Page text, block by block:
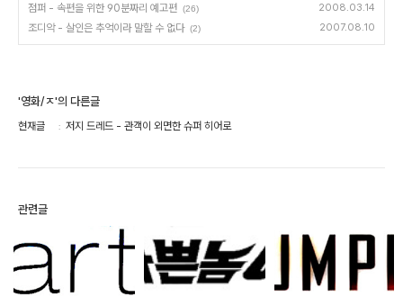
점퍼 - 속편을 위한 90분짜리 예고편 (26) 2008.03.14
조디악 - 살인은 추억이라 말할 수 없다 (2) 2007.08.10
'영화/ㅈ'의 다른글
현재글 저지 드레드 - 관객이 외면한 슈퍼 히어로
관련글